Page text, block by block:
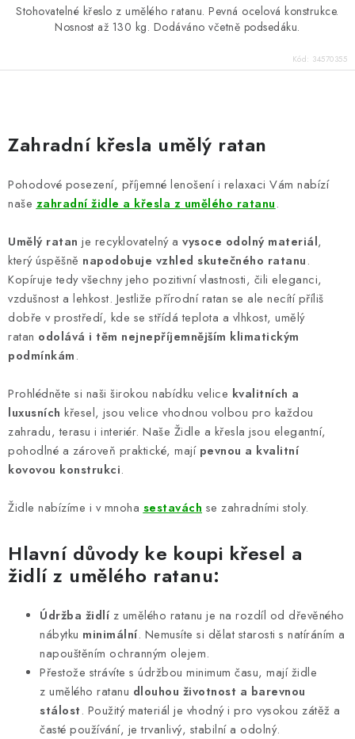
Stohovatelné křeslo z umělého ratanu. Pevná ocelová konstrukce.
Nosnost až 130 kg. Dodáváno včetně podsedáku.
Kód: 34570355
v
l
á
d
c
í
p
r
v
k
y
v
ý
p
i
s
Zahradní křesla umělý ratan
Pohodové posezení, příjemné lenošení i relaxaci Vám nabízí
naše zahradní židle a křesla z umělého ratanu.
Umělý ratan je recyklovatelný a vysoce odolný materiál,
který úspěšně napodobuje vzhled skutečného ratanu.
Kopíruje tedy všechny jeho pozitivní vlastnosti, čili eleganci,
vzdušnost a lehkost. Jestliže přírodní ratan se ale necítí příliš
dobře v prostředí, kde se střídá teplota a vlhkost, umělý
ratan odolává i těm nejnepříjemnějším klimatickým
podmínkám.
Prohlédněte si naši širokou nabídku velice kvalitních a
luxusních křesel, jsou velice vhodnou volbou pro každou
zahradu, terasu i interiér. Naše Židle a křesla jsou elegantní,
pohodlné a zároveň praktické, mají pevnou a kvalitní
kovovou konstrukci.
Židle nabízíme i v mnoha sestavách se zahradními stoly.
Hlavní důvody ke koupi křesel a
židlí z umělého ratanu:
Údržba židlíz umělého ratanu je na rozdíl od dřevěného
nábytku minimální. Nemusíte si dělat starosti s natíráním a
napouštěním ochranným olejem.
Přestože strávíte s údržbou minimum času, mají židle
z umělého ratanu dlouhou životnost a barevnou
stálost. Použitý materiál je vhodný i pro vysokou zátěž a
časté používání, je trvanlivý, stabilní a odolný.